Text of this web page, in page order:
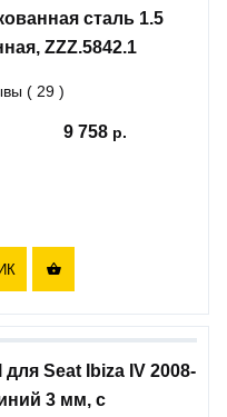
сталь 1.5
ZZZ.5842.1
( 29 )
9 758

Seat Ibiza IV 2008-
3 мм, с